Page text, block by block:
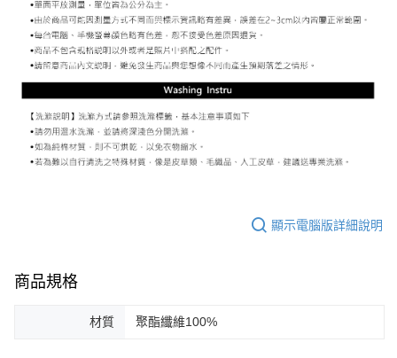
顯示電腦版詳細說明
商品規格
材質 聚酯纖維100%